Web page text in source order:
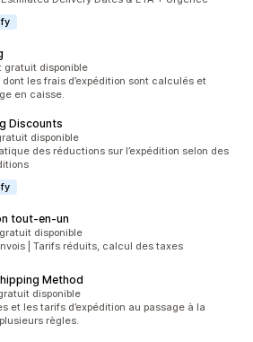
gratuit disponible
les frais d’expédition sont calculés et
en caisse.
Discounts
disponible
des réductions sur l’expédition selon des
tout‑en‑un
disponible
| Tarifs réduits, calcul des taxes
Method
disponible
et les tarifs d’expédition au passage à la
règles.